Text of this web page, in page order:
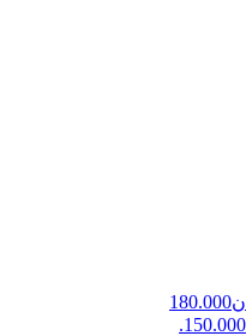
قیمت اصلی: تومان180.000